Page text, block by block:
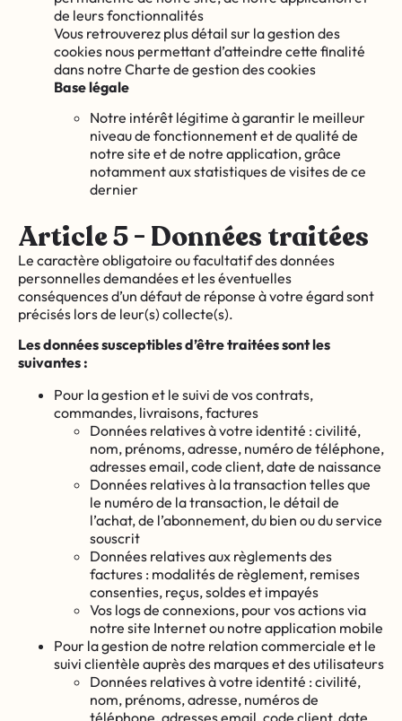
de leurs fonctionnalités
Vous retrouverez plus détail sur la gestion des
cookies nous permettant d’atteindre cette finalité
dans notre Charte de gestion des cookies
Base légale
Notre intérêt légitime à garantir le meilleur
niveau de fonctionnement et de qualité de
notre site et de notre application, grâce
notamment aux statistiques de visites de ce
dernier
Article 5 - Données traitées
Le caractère obligatoire ou facultatif des données
personnelles demandées et les éventuelles
conséquences d’un défaut de réponse à votre égard sont
précisés lors de leur(s) collecte(s).
Les données susceptibles d’être traitées sont les
suivantes :
Pour la gestion et le suivi de vos contrats,
commandes, livraisons, factures
Données relatives à votre identité : civilité,
nom, prénoms, adresse, numéro de téléphone,
adresses email, code client, date de naissance
Données relatives à la transaction telles que
le numéro de la transaction, le détail de
l’achat, de l’abonnement, du bien ou du service
souscrit
Données relatives aux règlements des
factures : modalités de règlement, remises
consenties, reçus, soldes et impayés
Vos logs de connexions, pour vos actions via
notre site Internet ou notre application mobile
Pour la gestion de notre relation commerciale et le
suivi clientèle auprès des marques et des utilisateurs
Données relatives à votre identité : civilité,
nom, prénoms, adresse, numéros de